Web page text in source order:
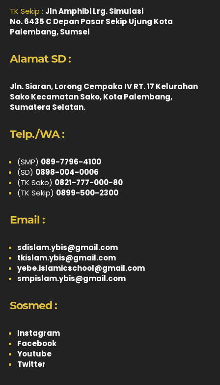
TK Sekip : Jln Amphibi Lrg. Simulasi
No. 6435 C Depan Pasar Sekip Ujung Kota
Palembang, Sumsel
Alamat SD :
Jln. Siaran, Lorong Cempaka IV RT. 17 Kelurahan
Sako Kecamatan Sako, Kota Palembang,
Sumatera Selatan.
Telp./WA :
(SMP) 089-7796-4100
(SD) 0898-004-0006
(TK Sako) 0821-777-000-80
(TK Sekip) 0899-500-2300
Email :
sdislam.ybis@gmail.com
tkislam.ybis@gmail.com
yebe.islamicschool@gmail.com
smpislam.ybis@gmail.com
Sosmed :
Instagram
Facebook
Youtube
Twitter